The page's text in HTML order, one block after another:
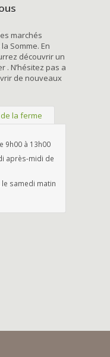
marchés
Somme. En
découvrir un
. N’hésitez pas a
de nouveaux
la ferme
9h00 à 13h00
après-midi de
le samedi matin